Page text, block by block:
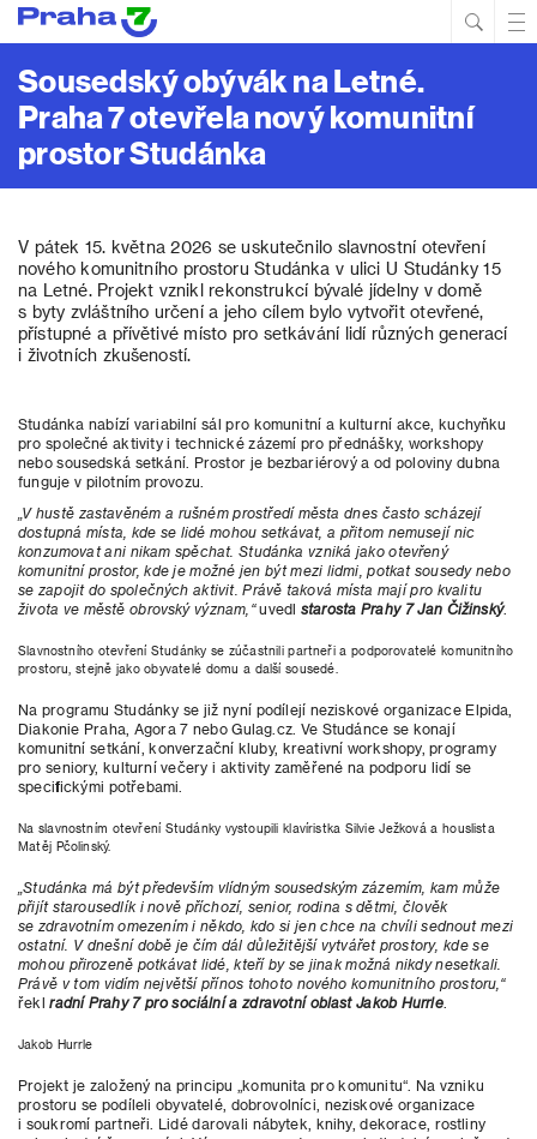
Sousedský obývák na Letné.
Praha 7 otevřela nový komunitní
prostor Studánka
V pátek 15. května 2026 se uskutečnilo slavnostní otevření
nového komunitního prostoru Studánka v ulici U Studánky 15
na Letné. Projekt vznikl rekonstrukcí bývalé jídelny v domě
s byty zvláštního určení a jeho cílem bylo vytvořit otevřené,
přístupné a přívětivé místo pro setkávání lidí různých generací
i životních zkušeností.
Studánka nabízí variabilní sál pro komunitní a kulturní akce, kuchyňku
pro společné aktivity i technické zázemí pro přednášky, workshopy
nebo sousedská setkání. Prostor je bezbariérový a od poloviny dubna
funguje v pilotním provozu.
„V hustě zastavěném a rušném prostředí města dnes často scházejí
dostupná místa, kde se lidé mohou setkávat, a přitom nemusejí nic
konzumovat ani nikam spěchat. Studánka vzniká jako otevřený
komunitní prostor, kde je možné jen být mezi lidmi, potkat sousedy nebo
se zapojit do společných aktivit. Právě taková místa mají pro kvalitu
života ve městě obrovský význam,“uvedl starosta Prahy 7 Jan Čižinský.
Slavnostního otevření Studánky se zúčastnili partneři a podporovatelé komunitního
prostoru, stejně jako obyvatelé domu a další sousedé.
Na programu Studánky se již nyní podílejí neziskové organizace Elpida,
Diakonie Praha, Agora 7 nebo Gulag.cz. Ve Studánce se konají
komunitní setkání, konverzační kluby, kreativní workshopy, programy
pro seniory, kulturní večery i aktivity zaměřené na podporu lidí se
specifickými potřebami.
Na slavnostním otevření Studánky vystoupili klavíristka Silvie Ježková a houslista
Matěj Pčolinský.
„Studánka má být především vlídným sousedským zázemím, kam může
přijít starousedlík i nově příchozí, senior, rodina s dětmi, člověk
se zdravotním omezením i někdo, kdo si jen chce na chvíli sednout mezi
ostatní. V dnešní době je čím dál důležitější vytvářet prostory, kde se
mohou přirozeně potkávat lidé, kteří by se jinak možná nikdy nesetkali.
Právě v tom vidím největší přínos tohoto nového komunitního prostoru,“
řeklradní Prahy 7 pro sociální a zdravotní oblast Jakob Hurrle.
Jakob Hurrle
Projekt je založený na principu „komunita pro komunitu“. Na vzniku
prostoru se podíleli obyvatelé, dobrovolníci, neziskové organizace
i soukromí partneři. Lidé darovali nábytek, knihy, dekorace, rostliny